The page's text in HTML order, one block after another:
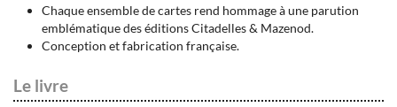
Chaque ensemble de cartes rend hommage à une parution
emblématique des éditions Citadelles & Mazenod.
Conception et fabrication française.
Le livre